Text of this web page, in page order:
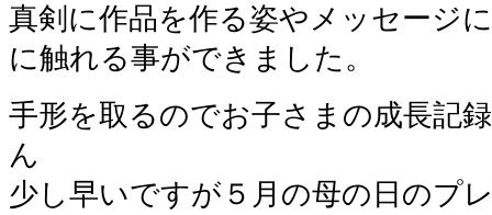
真剣に作品を作る姿やメッセージ
に触れる事ができました。
手形を取るのでお子さまの成長記
ん
少し早いですが５月の母の日のプ